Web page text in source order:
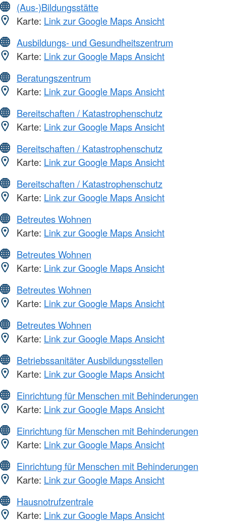
(Aus-)Bildungsstätte
Karte: Link zur Google Maps Ansicht
Ausbildungs- und Gesundheitszentrum
Karte: Link zur Google Maps Ansicht
Beratungszentrum
Karte: Link zur Google Maps Ansicht
Bereitschaften / Katastrophenschutz
Karte: Link zur Google Maps Ansicht
Bereitschaften / Katastrophenschutz
Karte: Link zur Google Maps Ansicht
Bereitschaften / Katastrophenschutz
Karte: Link zur Google Maps Ansicht
Betreutes Wohnen
Karte: Link zur Google Maps Ansicht
Betreutes Wohnen
Karte: Link zur Google Maps Ansicht
Betreutes Wohnen
Karte: Link zur Google Maps Ansicht
Betreutes Wohnen
Karte: Link zur Google Maps Ansicht
Betriebssanitäter Ausbildungsstellen
Karte: Link zur Google Maps Ansicht
Einrichtung für Menschen mit Behinderungen
Karte: Link zur Google Maps Ansicht
Einrichtung für Menschen mit Behinderungen
Karte: Link zur Google Maps Ansicht
Einrichtung für Menschen mit Behinderungen
Karte: Link zur Google Maps Ansicht
Hausnotrufzentrale
Karte: Link zur Google Maps Ansicht